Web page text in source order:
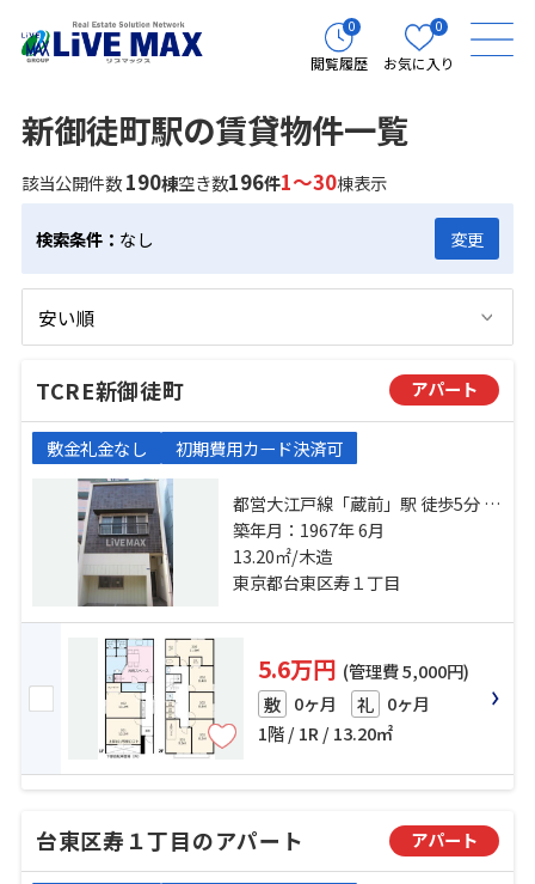
0
閲覧履歴
0
お気に入り
新御徒町駅の賃貸物件一覧
該当公開件数190棟空き数196件1～30棟表示
検索条件： なし 変更
TCRE新御徒町 アパート
敷金礼金なし 初期費用カード決済可
都営大江戸線「蔵前」駅 徒歩5分 都
営大江戸線「新御徒町」駅 徒歩7分
銀座線「田原町」駅 徒歩7分
築年月：1967年 6月
13.20㎡/木造
東京都台東区寿１丁目
5.6万円 (管理費 5,000円)
敷 0ヶ月 礼 0ヶ月
1階 / 1R / 13.20㎡
台東区寿１丁目のアパート アパート